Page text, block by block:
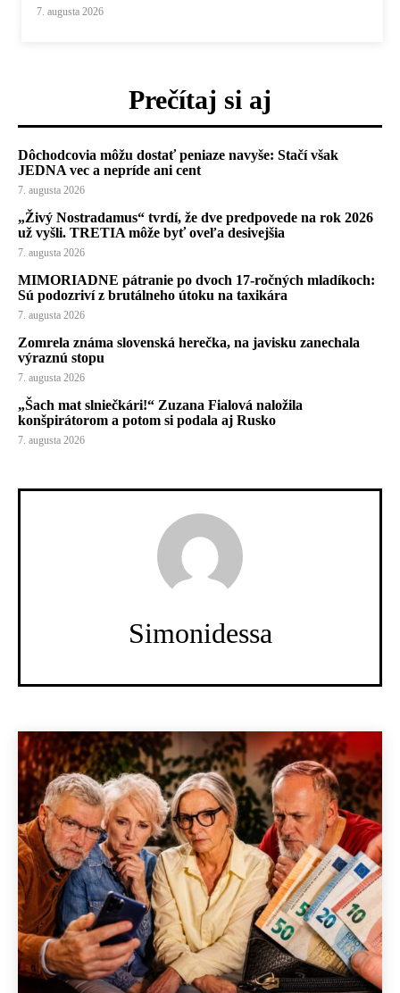
7. augusta 2026
Prečítaj si aj
Dôchodcovia môžu dostať peniaze navyše: Stačí však
JEDNA vec a nepríde ani cent
7. augusta 2026
„Živý Nostradamus“ tvrdí, že dve predpovede na rok 2026
už vyšli. TRETIA môže byť oveľa desivejšia
7. augusta 2026
MIMORIADNE pátranie po dvoch 17-ročných mladíkoch:
Sú podozriví z brutálneho útoku na taxikára
7. augusta 2026
Zomrela známa slovenská herečka, na javisku zanechala
výraznú stopu
7. augusta 2026
„Šach mat slniečkári!“ Zuzana Fialová naložila
konšpirátorom a potom si podala aj Rusko
7. augusta 2026
Simonidessa